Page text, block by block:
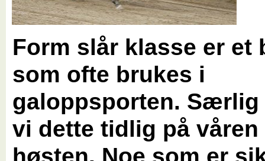
Form slår klasse er et
som ofte brukes i
galoppsporten. Særlig
vi dette tidlig på våren